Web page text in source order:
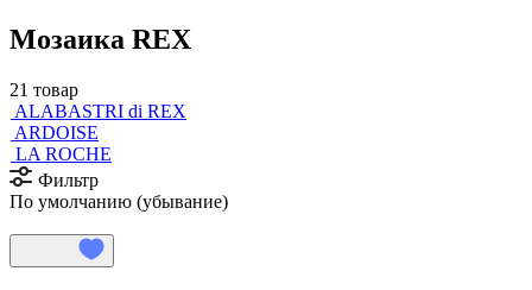
Мозаика REX
21 товар
ALABASTRI di REX
ARDOISE
LA ROCHE
Фильтр
По умолчанию (убывание)